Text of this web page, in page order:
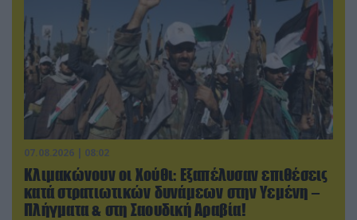
07.08.2026 | 08:02
Κλιμακώνουν οι Χούθι: Eξαπέλυσαν επιθέσεις
κατά στρατιωτικών δυνάμεων στην Υεμένη –
Πλήγματα & στη Σαουδική Αραβία!